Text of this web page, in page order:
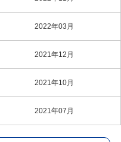
2022年03月
2021年12月
2021年10月
2021年07月